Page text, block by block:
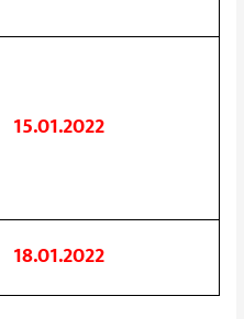
15.01.2022
18.01.2022